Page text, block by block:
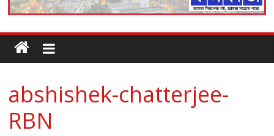
abshishek-chatterjee-
RBN